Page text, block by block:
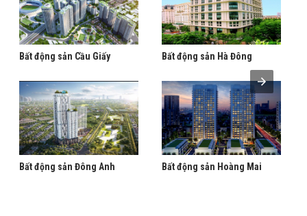
Bất động sản Cầu Giấy
Bất động sản Đông Anh
Bất động sản Hà Đông
Bất động sản Hoàng Mai